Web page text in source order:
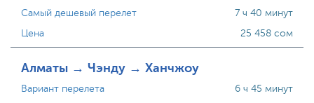
Самый дешевый перелет
Цена
7 ч 40 минут
25 458 сом
Алматы → Чэнду → Ханчжоу
Вариант перелета
6 ч 45 минут